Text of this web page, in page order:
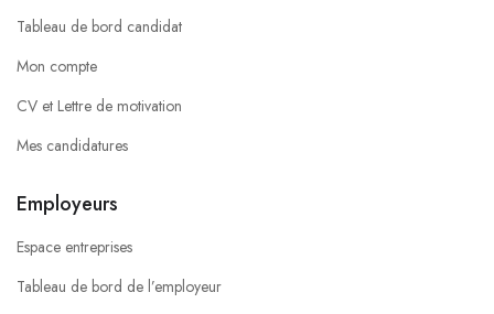
Tableau de bord candidat
Mon compte
CV et Lettre de motivation
Mes candidatures
Employeurs
Espace entreprises
Tableau de bord de l’employeur